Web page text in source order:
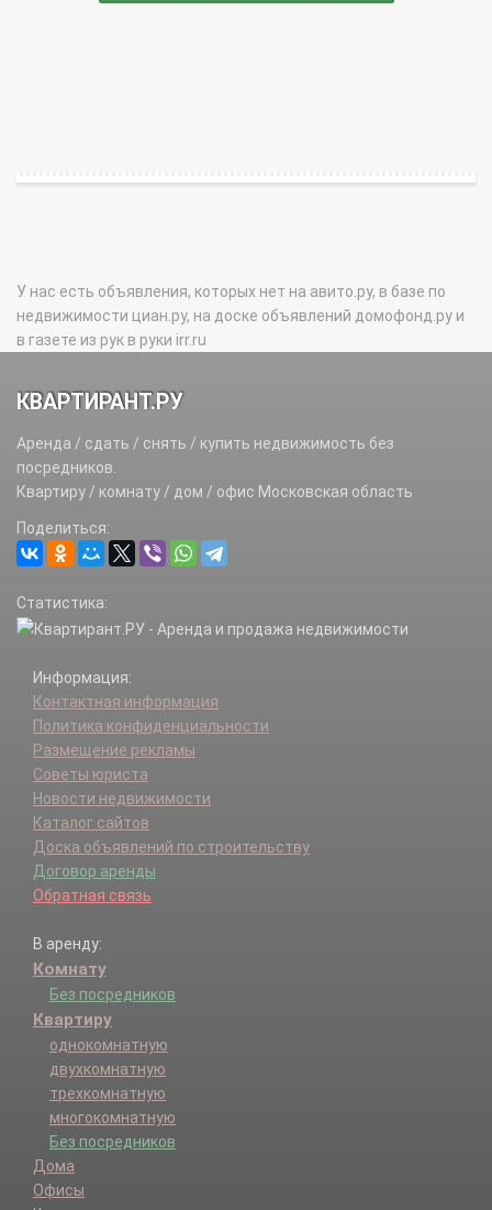
У нас есть объявления, которых нет на авито.ру, в базе по
недвижимости циан.ру, на доске объявлений домофонд.ру и
в газете из рук в руки irr.ru
КВАРТИРАНТ.РУ
Аренда / сдать / снять / купить недвижимость без
посредников.
Квартиру / комнату / дом / офис Московская область
Поделиться:
Статистика:
Информация:
Контактная информация
Политика конфиденциальности
Размещение рекламы
Советы юриста
Новости недвижимости
Каталог сайтов
Доска объявлений по строительству
Договор аренды
Обратная связь
В аренду:
Комнату
Без посредников
Квартиру
однокомнатную
двухкомнатную
трехкомнатную
многокомнатную
Без посредников
Дома
Офисы